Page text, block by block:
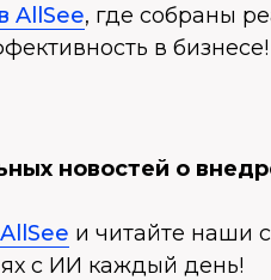
AllSee, где собраны
в бизнесе!
новостей о
и читайте наши
с ИИ каждый день!